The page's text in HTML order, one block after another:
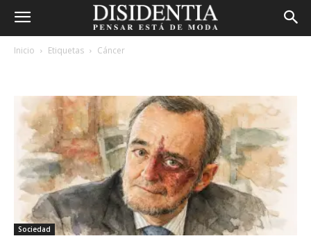
Inicio Etiquetas Cáncer
Sociedad